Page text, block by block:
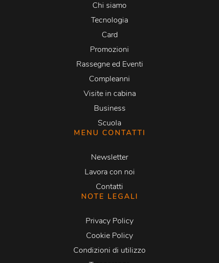
Chi siamo
Tecnologia
Card
Promozioni
Rassegne ed Eventi
Compleanni
Visite in cabina
Business
Scuola
MENU CONTATTI
Newsletter
Lavora con noi
Contatti
NOTE LEGALI
Privacy Policy
Cookie Policy
Condizioni di utilizzo